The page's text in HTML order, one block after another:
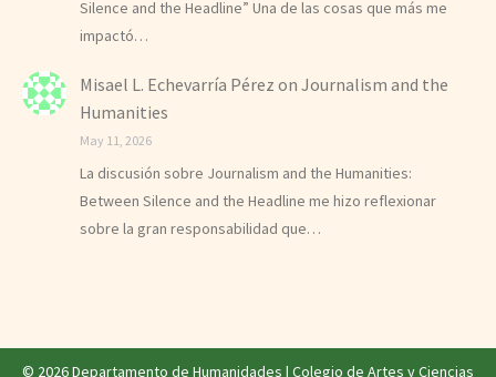
Silence and the Headline” Una de las cosas que más me
impactó…
Misael L. Echevarría Pérez on Journalism and the
Humanities
May 11, 2026
La discusión sobre Journalism and the Humanities:
Between Silence and the Headline me hizo reflexionar
sobre la gran responsabilidad que…
© 2026 Departamento de Humanidades | Colegio de Artes y Ciencias